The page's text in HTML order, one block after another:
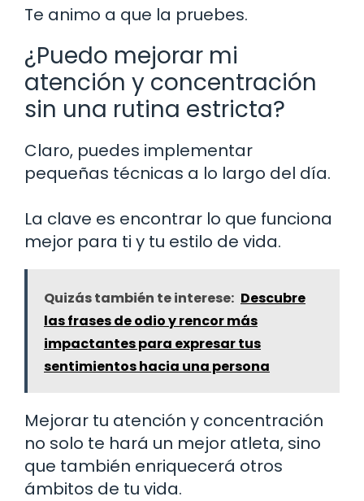
Te animo a que la pruebes.
¿Puedo mejorar mi
atención y concentración
sin una rutina estricta?
Claro, puedes implementar
pequeñas técnicas a lo largo del día.
La clave es encontrar lo que funciona
mejor para ti y tu estilo de vida.
Quizás también te interese: Descubre
las frases de odio y rencor más
impactantes para expresar tus
sentimientos hacia una persona
Mejorar tu atención y concentración
no solo te hará un mejor atleta, sino
que también enriquecerá otros
ámbitos de tu vida.